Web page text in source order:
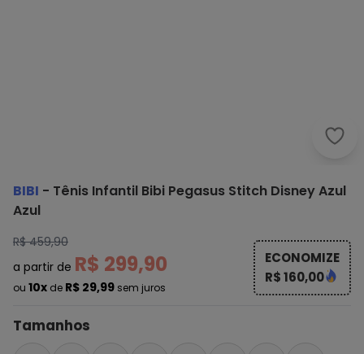
Bibi
BIBI - Tênis Infantil Bibi Pegasus Stitch Disney Azul
Azul
R$ 459,90
a partir de R$ 299,90
ou 10x de R$ 29,99 sem juros
ECONOMIZE
R$ 160,00
Tamanhos